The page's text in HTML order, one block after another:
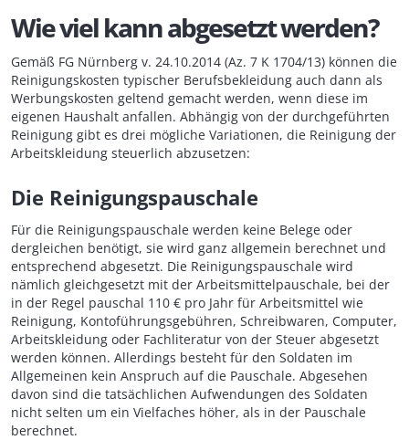
Wie viel kann abgesetzt werden?
Gemäß FG Nürnberg v. 24.10.2014 (Az. 7 K 1704/13) können die
Reinigungskosten typischer Berufsbekleidung auch dann als
Werbungskosten geltend gemacht werden, wenn diese im
eigenen Haushalt anfallen. Abhängig von der durchgeführten
Reinigung gibt es drei mögliche Variationen, die Reinigung der
Arbeitskleidung steuerlich abzusetzen:
Die Reinigungspauschale
Für die Reinigungspauschale werden keine Belege oder
dergleichen benötigt, sie wird ganz allgemein berechnet und
entsprechend abgesetzt. Die Reinigungspauschale wird
nämlich gleichgesetzt mit der Arbeitsmittelpauschale, bei der
in der Regel pauschal 110 € pro Jahr für Arbeitsmittel wie
Reinigung, Kontoführungsgebühren, Schreibwaren, Computer,
Arbeitskleidung oder Fachliteratur von der Steuer abgesetzt
werden können. Allerdings besteht für den Soldaten im
Allgemeinen kein Anspruch auf die Pauschale. Abgesehen
davon sind die tatsächlichen Aufwendungen des Soldaten
nicht selten um ein Vielfaches höher, als in der Pauschale
berechnet.